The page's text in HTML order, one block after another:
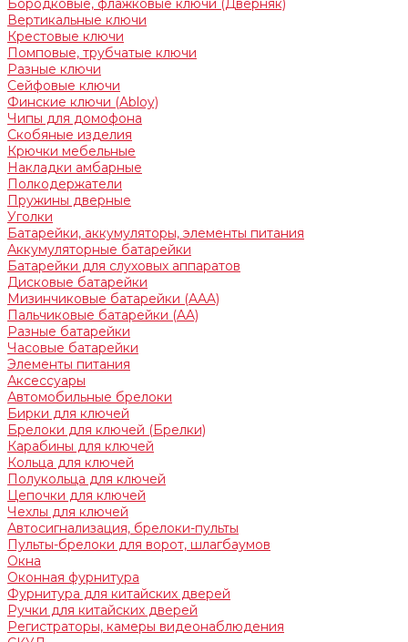
Бородковые, флажковые ключи (Дверняк)
Вертикальные ключи
Крестовые ключи
Помповые, трубчатые ключи
Разные ключи
Сейфовые ключи
Финские ключи (Abloy)
Чипы для домофона
Скобяные изделия
Крючки мебельные
Накладки амбарные
Полкодержатели
Пружины дверные
Уголки
Батарейки, аккумуляторы, элементы питания
Аккумуляторные батарейки
Батарейки для слуховых аппаратов
Дисковые батарейки
Мизинчиковые батарейки (AAA)
Пальчиковые батарейки (AA)
Разные батарейки
Часовые батарейки
Элементы питания
Аксессуары
Автомобильные брелоки
Бирки для ключей
Брелоки для ключей (Брелки)
Карабины для ключей
Кольца для ключей
Полукольца для ключей
Цепочки для ключей
Чехлы для ключей
Автосигнализация, брелоки-пульты
Пульты-брелоки для ворот, шлагбаумов
Окна
Оконная фурнитура
Фурнитура для китайских дверей
Ручки для китайских дверей
Регистраторы, камеры видеонаблюдения